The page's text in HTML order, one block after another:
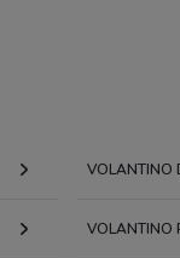
VOLANTINO
VOLANTINO